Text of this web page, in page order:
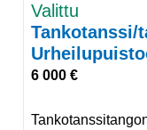
Valittu
Tankotanssi/
6 000 €